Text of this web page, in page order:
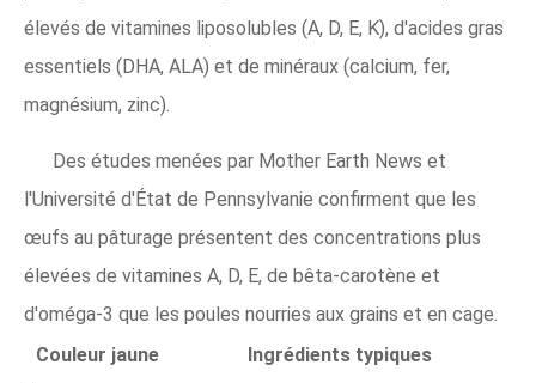
élevés de vitamines liposolubles (A, D, E, K), d'acides gras
essentiels (DHA, ALA) et de minéraux (calcium, fer,
magnésium, zinc).
Des études menées par Mother Earth News et
l'Université d'État de Pennsylvanie confirment que les
œufs au pâturage présentent des concentrations plus
élevées de vitamines A, D, E, de bêta-carotène et
d'oméga-3 que les poules nourries aux grains et en cage.
Couleur jaune
Ingrédients typiques